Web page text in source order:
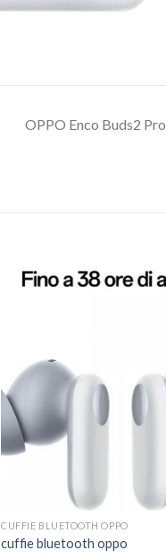
OPPO Enco Buds2 Pro
CUFFIE BLUETOOTH OPPO
cuffie bluetooth oppo